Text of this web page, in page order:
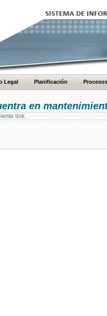
Legal Planificación Procesos
en
link.